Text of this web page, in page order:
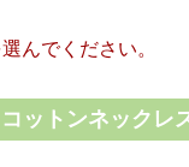
んでください。
ットンネックレ